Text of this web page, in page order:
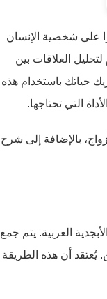
على شخصية الإنسان
العلاقات بين
حياتك باستخدام هذه
التي تحتاجها.
بالإضافة إلى شرح
العربية. يتم جمع
أن هذه الطريقة